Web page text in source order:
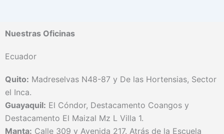
Nuestras Oficinas
Ecuador
Quito: Madreselvas N48-87 y De las Hortensias, Sector
el Inca.
Guayaquil: El Cóndor, Destacamento Coangos y
Destacamento El Maizal Mz L Villa 1.
Manta: Calle 309 y Avenida 217. Atrás de la Escuela